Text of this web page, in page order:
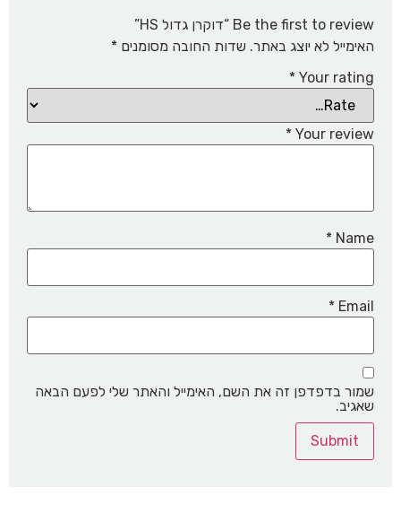
Be the first to review “דוקרן גדול HS”
האימייל לא יוצג באתר. שדות החובה מסומנים *
Your rating
*
Your review
*
Name
*
Email
*
שמור בדפדפן זה את השם, האימייל והאתר שלי לפעם הבאה
שאגיב.